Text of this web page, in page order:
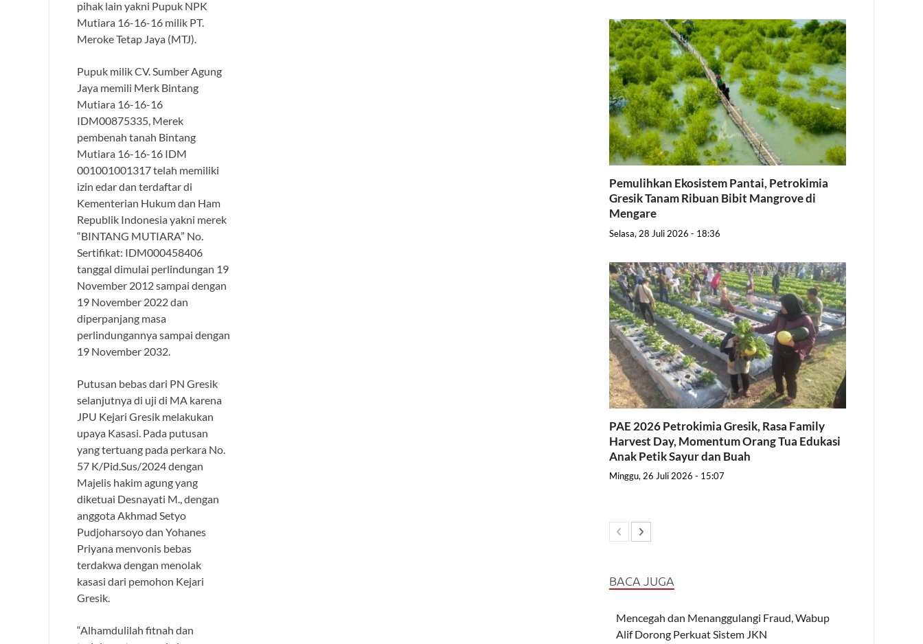
pihak lain yakni Pupuk NPK
Mutiara 16-16-16 milik PT.
Meroke Tetap Jaya (MTJ).
Pupuk milik CV. Sumber Agung
Jaya memili Merk Bintang
Mutiara 16-16-16
IDM00875335, Merek
pembenah tanah Bintang
Mutiara 16-16-16 IDM
001001001317 telah memiliki
izin edar dan terdaftar di
Kementerian Hukum dan Ham
Republik Indonesia yakni merek
“BINTANG MUTIARA” No.
Sertifikat: IDM000458406
tanggal dimulai perlindungan 19
November 2012 sampai dengan
19 November 2022 dan
diperpanjang masa
perlindungannya sampai dengan
19 November 2032.
Putusan bebas dari PN Gresik
selanjutnya di uji di MA karena
JPU Kejari Gresik melakukan
upaya Kasasi. Pada putusan
yang tertuang pada perkara No.
57 K/Pid.Sus/2024 dengan
Majelis hakim agung yang
diketuai Desnayati M., dengan
anggota Akhmad Setyo
Pudjoharsoyo dan Yohanes
Priyana menvonis bebas
terdakwa dengan menolak
kasasi dari pemohon Kejari
Gresik.
“Alhamdulilah fitnah dan
Pemulihkan Ekosistem Pantai, Petrokimia
Gresik Tanam Ribuan Bibit Mangrove di
Mengare
Selasa, 28 Juli 2026 - 18:36
PAE 2026 Petrokimia Gresik, Rasa Family
Harvest Day, Momentum Orang Tua Edukasi
Anak Petik Sayur dan Buah
Minggu, 26 Juli 2026 - 15:07
BACA JUGA
Mencegah dan Menanggulangi Fraud, Wabup
Alif Dorong Perkuat Sistem JKN